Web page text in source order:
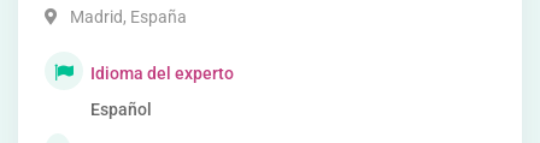
Madrid, España
Idioma del experto
Español